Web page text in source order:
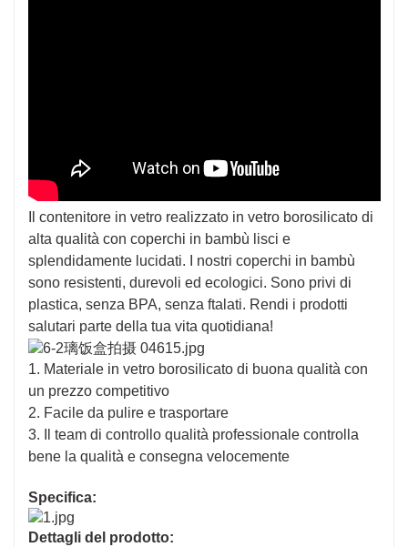
Il contenitore in vetro realizzato in vetro borosilicato di
alta qualità con coperchi in bambù lisci e
splendidamente lucidati. I nostri coperchi in bambù
sono resistenti, durevoli ed ecologici. Sono privi di
plastica, senza BPA, senza ftalati. Rendi i prodotti
salutari parte della tua vita quotidiana!
1. Materiale in vetro borosilicato di buona qualità con
un prezzo competitivo
2. Facile da pulire e trasportare
3. Il team di controllo qualità professionale controlla
bene la qualità e consegna velocemente
Specifica:
Dettagli del prodotto: